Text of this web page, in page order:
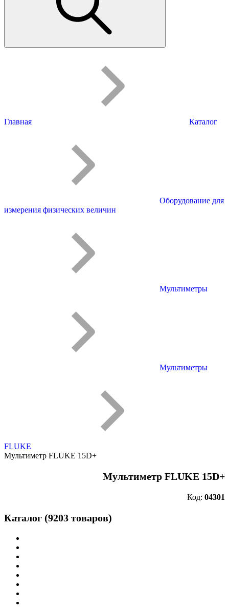
Главная Каталог
Оборудование для
измерения физических величин
Мультиметры
Мультиметры
FLUKE
Мультиметр FLUKE 15D+
Мультиметр FLUKE 15D+
Код: 04301
Каталог (9203 товаров)